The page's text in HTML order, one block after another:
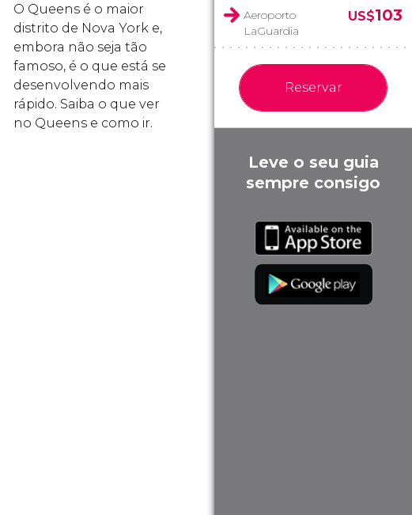
O Queens é o maior
distrito de Nova York e,
embora não seja tão
famoso, é o que está se
desenvolvendo mais
rápido. Saiba o que ver
no Queens e como ir.
Aeroporto
LaGuardia
US$103
Reservar
Leve o seu guia
sempre consigo